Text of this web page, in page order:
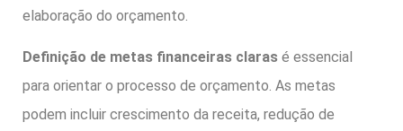
elaboração do orçamento.
Definição de metas financeiras claras é essencial
para orientar o processo de orçamento. As metas
podem incluir crescimento da receita, redução de